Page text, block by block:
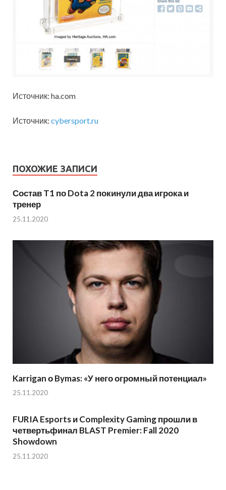
Источник: ha.com
Источник: cybersport.ru
ПОХОЖИЕ ЗАПИСИ
Состав T1 по Dota 2 покинули два игрока и
тренер
25.11.2020
Karrigan о Bymas: «У него огромный потенциал»
25.11.2020
FURIA Esports и Complexity Gaming прошли в
четвертьфинал BLAST Premier: Fall 2020
Showdown
25.11.2020